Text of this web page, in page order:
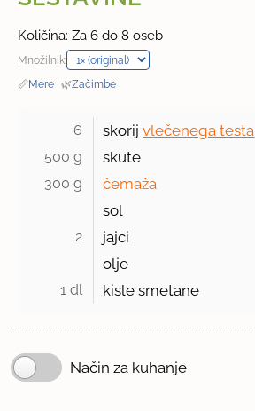
Količina: Za 6 do 8 oseb
Množilnik:
📏Mere · 🌿Začimbe
6 skorijvlečenega testa
500 g skute
300 g
čemaža
sol
2
jajci
olje
1 dl kisle smetane
Način za kuhanje